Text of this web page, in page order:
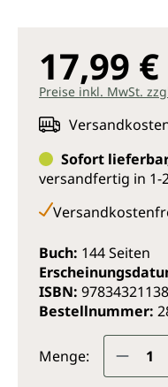
Albrecht zeigt
ihrer langjährigen
die sich
Entdecken Sie
richtigen
körperliche
Bewusste
Sauerstoff.
17,99 €
Preise inkl. MwSt.
Sofort
versandfertig in 1-
Buch: 144 Seiten
ISBN:
Bestellnummer:
Menge: